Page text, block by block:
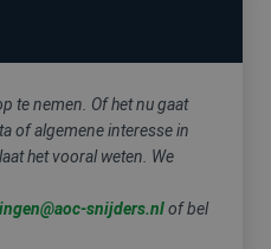
HOOGWERKER
te nemen. Of het nu gaat
of algemene interesse in
het vooral weten. We
snijders.nlof bel